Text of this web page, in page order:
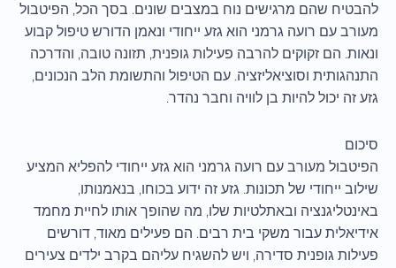
להבטיח שהם מרגישים נוח במצבים שונים. בסך הכל, הפיטבול
מעורב עם רועה גרמני הוא גזע ייחודי ונאמן הדורש טיפול קבוע
ונאות. הם זקוקים להרבה פעילות גופנית, תזונה טובה, והדרכה
התנהגותית וסוציאליזציה. עם הטיפול והתשומת הלב הנכונים,
גזע זה יכול להיות בן לוויה וחבר נהדר.
סיכום
הפיטבול מעורב עם רועה גרמני הוא גזע ייחודי להפליא המציע
שילוב ייחודי של תכונות. גזע זה ידוע בכוחו, בנאמנותו,
באינטליגנציה ובאתלטיות שלו, מה שהופך אותו לחיית מחמד
אידיאלית עבור משקי בית רבים. הם פעילים מאוד, דורשים
פעילות גופנית סדירה, ויש להשגיח עליהם בקרב ילדים צעירים